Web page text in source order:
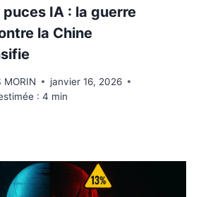
puces IA : la guerre
la Chine
MORIN
janvier 16, 2026
: 4 min